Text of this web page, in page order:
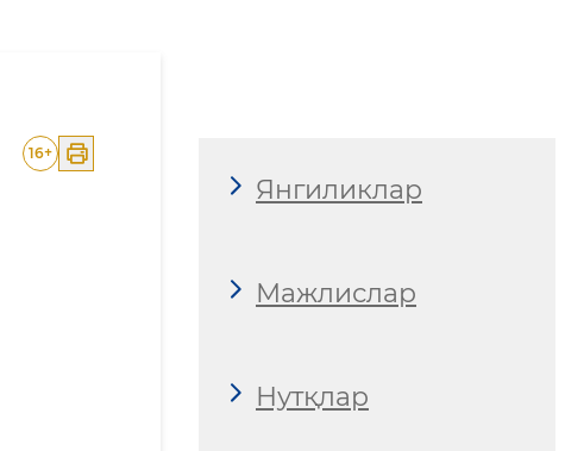
16+
Янгиликлар
Мажлислар
Нутқлар